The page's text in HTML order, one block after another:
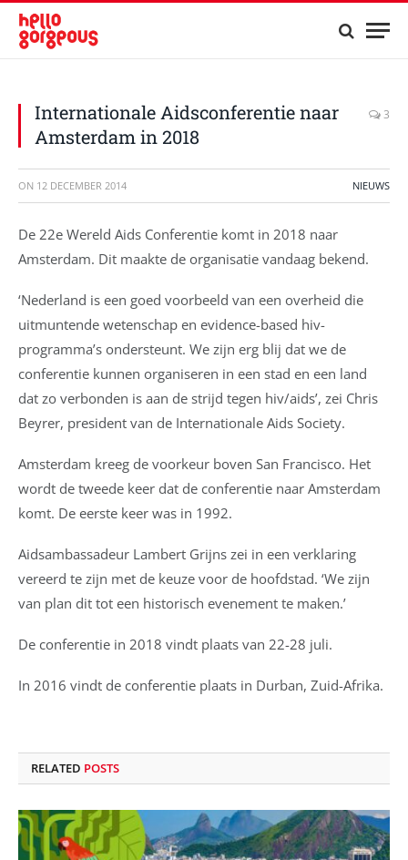
Internationale Aidsconferentie naar
Amsterdam in 2018
3
ON 12 DECEMBER 2014 NIEUWS
De 22e Wereld Aids Conferentie komt in 2018 naar
Amsterdam. Dit maakte de organisatie vandaag bekend.
‘Nederland is een goed voorbeeld van een overheid die
uitmuntende wetenschap en evidence-based hiv-
programma’s ondersteunt. We zijn erg blij dat we de
conferentie kunnen organiseren in een stad en een land
dat zo verbonden is aan de strijd tegen hiv/aids’, zei Chris
Beyrer, president van de Internationale Aids Society.
Amsterdam kreeg de voorkeur boven San Francisco. Het
wordt de tweede keer dat de conferentie naar Amsterdam
komt. De eerste keer was in 1992.
Aidsambassadeur Lambert Grijns zei in een verklaring
vereerd te zijn met de keuze voor de hoofdstad. ‘We zijn
van plan dit tot een historisch evenement te maken.’
De conferentie in 2018 vindt plaats van 22-28 juli.
In 2016 vindt de conferentie plaats in Durban, Zuid-Afrika.
RELATED POSTS